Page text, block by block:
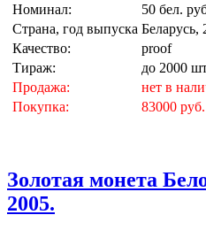
Номинал:
50 бел.
Страна, год выпуска Беларусь,
Качество:
proof
Тираж:
до 2000
Продажа:
нет в
Покупка:
83000 руб.
Золотая монета
2005.